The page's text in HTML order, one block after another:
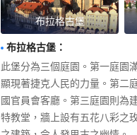
布拉格古堡
布拉格古堡 ：
此堡分為三個庭園。第一庭園
顯現著捷克人民的力量。第二
國官員會客廳。第三庭園則為
特教堂，牆上設有五花八彩之